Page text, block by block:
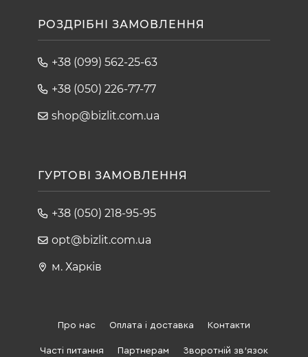
РОЗДРІБНІ ЗАМОВЛЕННЯ
+38 (099) 562-25-63
+38 (050) 226-77-77
shop@bizlit.com.ua
ГУРТОВІ ЗАМОВЛЕННЯ
+38 (050) 218-95-95
opt@bizlit.com.ua
м. Харків
Про нас Оплата і доставка Контакти
Часті питання Партнерам Зворотній зв'язок